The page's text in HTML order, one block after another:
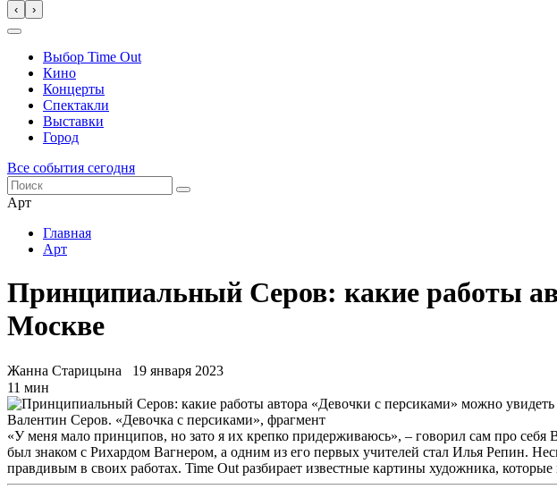
‹ ›
Выбор Time Out
Кино
Концерты
Спектакли
Выставки
Город
Все события сегодня
Арт
Главная
Арт
Принципиальный Серов: какие работы
Москве
Жанна Старицына
19 января 2023
11 мин
Валентин Серов. «Девочка с персиками», фрагмент
«У меня мало принципов, но зато я их крепко придерживаюсь», – говорил сам про
был знаком с Рихардом Вагнером, а одним из его первых учителей стал Илья Репин.
правдивым в своих работах. Time Out разбирает известные картины художника,